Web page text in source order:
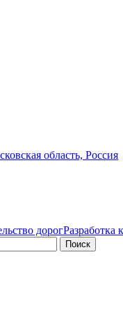
область, Россия
дорогРазработка